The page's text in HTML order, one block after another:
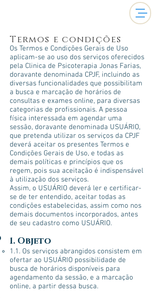
Termos e condições
Os Termos e Condições Gerais de Uso
aplicam-se ao uso dos serviços oferecidos
pela Clinica de Psicoterapia Jonas Farias,
doravante denominada CPJF, incluindo as
diversas funcionalidades que possibilitam
a busca e marcação de horários de
consultas e exames online, para diversas
categorias de profissionais. A pessoa
física interessada em agendar uma
sessão, doravante denominada USUÁRIO,
que pretenda utilizar os serviços da CPJF
deverá aceitar os presentes Termos e
Condições Gerais de Uso, e todas as
demais políticas e princípios que os
regem, pois sua aceitação é indispensável
à utilização dos serviços.
Assim, o USUÁRIO deverá ler e certificar-
se de ter entendido, aceitar todas as
condições estabelecidas, assim como nos
demais documentos incorporados, antes
de seu cadastro como USUÁRIO.
1. Objeto
1.1. Os serviços abrangidos consistem em
ofertar ao USUÁRIO possibilidade de
busca de horários disponíveis para
agendamento da sessão, e a marcação
online, a partir dessa busca.